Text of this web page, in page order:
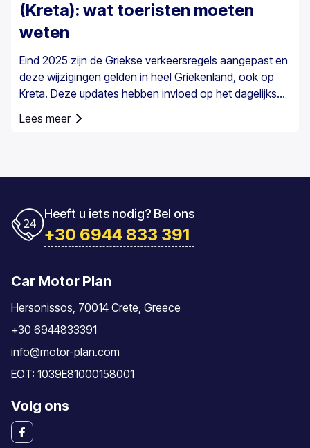
(Kreta): wat toeristen moeten
weten
Eind 2025 zijn de Griekse verkeersregels aangepast en
deze wijzigingen gelden in heel Griekenland, ook op
Kreta. Deze updates hebben invloed op het dagelijkse
verantwoordelijkheden van bestuurders.
Lees meer
Heeft u iets nodig? Bel ons
+30 6944 833 391
Car Motor Plan
Hersonissos, 70014 Crete, Greece
+30 6944833391
info@motor-plan.com
EOT: 1039E81000158001
Volg ons